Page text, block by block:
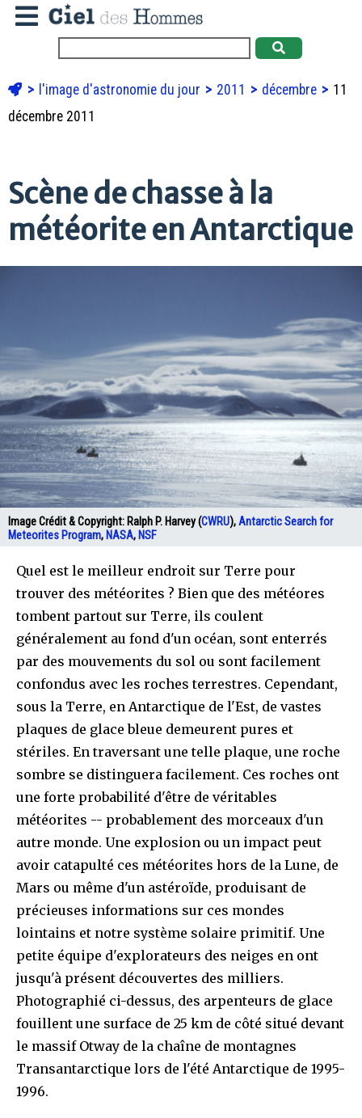
l'image d'astronomie du jour 2011 décembre
11
décembre 2011
Scène de chasse à la
météorite en Antarctique
Image Crédit & Copyright: Ralph P. Harvey (CWRU),Antarctic Search for
Meteorites Program, NASA, NSF
Quel est le meilleur endroit sur Terre pour
trouver des météorites ? Bien que des météores
tombent partout sur Terre, ils coulent
généralement au fond d'un océan, sont enterrés
par des mouvements du sol ou sont facilement
confondus avec les roches terrestres. Cependant,
sous la Terre, en Antarctique de l'Est, de vastes
plaques de glace bleue demeurent pures et
stériles. En traversant une telle plaque, une roche
sombre se distinguera facilement. Ces roches ont
une forte probabilité d'être de véritables
météorites -- probablement des morceaux d'un
autre monde. Une explosion ou un impact peut
avoir catapulté ces météorites hors de la Lune, de
Mars ou même d'un astéroïde, produisant de
précieuses informations sur ces mondes
lointains et notre système solaire primitif. Une
petite équipe d'explorateurs des neiges en ont
jusqu'à présent découvertes des milliers.
Photographié ci-dessus, des arpenteurs de glace
fouillent une surface de 25 km de côté situé devant
le massif Otway de la chaîne de montagnes
Transantarctique lors de l'été Antarctique de 1995-
1996.